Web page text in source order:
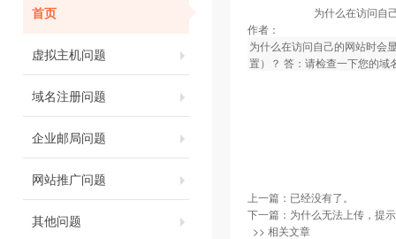
首页
虚拟主机问题
域名注册问题
企业邮局问题
网站推广问题
其他问题
为什么在访问自
作者：
为什么在访问自己的网站时会
置）？ 答：请检查一下您的域
上一篇：已经没有了。
下一篇： 为什么无法上传，提
>> 相关文章